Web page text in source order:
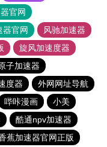
官网
器官网
风驰加速器
旋风加速度器
子加速器
度器
外网网址导航
哔咔漫画
小美
酷通npv加速器
蕉加速器官网正版